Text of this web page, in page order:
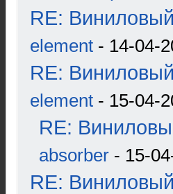
RE:
element - 14-04-
RE:
element - 15-04-
RE:
absorber - 15-
RE: